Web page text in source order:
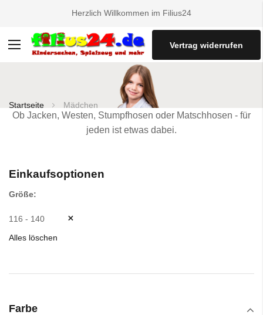
Herzlich Willkommen im Filius24
Navigation
Vertrag widerrufen
Startseite Mädchen
Ob Jacken, Westen, Stumpfhosen oder Matschhosen - für
jeden ist etwas dabei.
Einkaufsoptionen
Größe
116 - 140
Alles löschen
Farbe